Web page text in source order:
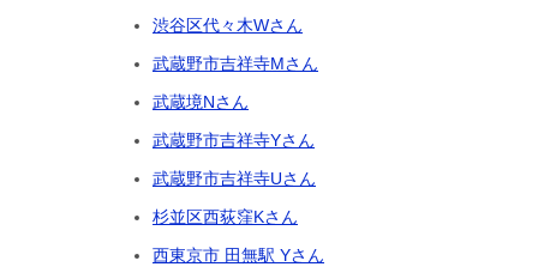
渋谷区代々木Wさん
武蔵野市吉祥寺Mさん
武蔵境Nさん
武蔵野市吉祥寺Yさん
武蔵野市吉祥寺Uさん
杉並区西荻窪Kさん
西東京市 田無駅 Yさん